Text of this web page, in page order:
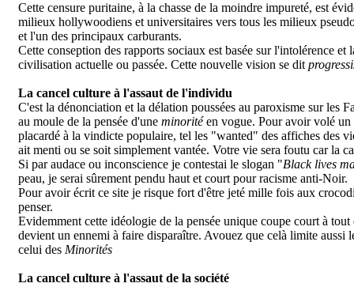
Cette censure puritaine, à la chasse de la moindre impureté, est
milieux hollywoodiens et universitaires vers tous les milieux
et l'un des principaux carburants.
Cette conseption des rapports sociaux est basée sur l'intolérence
civilisation actuelle ou passée. Cette nouvelle vision se dit
La cancel culture à l'assaut de l'individu
C'est la dénonciation et la délation poussées au paroxisme sur les
au moule de la pensée d'une minoritéen vogue. Pour avoir volé un
placardé à la vindicte populaire, tel les "wanted" des affiches des
ait menti ou se soit simplement vantée. Votre vie sera foutu car la
Si par audace ou inconscience je contestai le slogan "Black lives
peau, je serai sûrement pendu haut et court pour racisme anti-Noir.
Pour avoir écrit ce site je risque fort d'être jeté mille fois aux
penser.
Evidemment cette idéologie de la pensée unique coupe court à
devient un ennemi à faire disparaître. Avouez que celà limite aussi
celui des Minorités
La cancel culture à l'assaut de la société